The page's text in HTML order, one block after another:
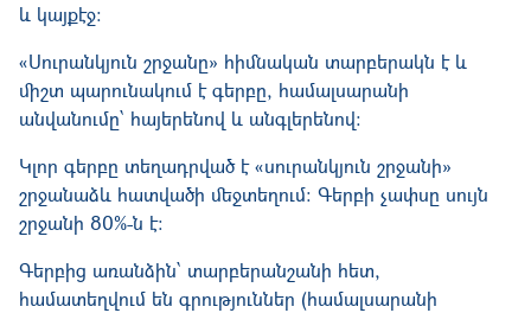
և կայքէջ:
«Սուրանկյուն շրջանը» հիմնական տարբերակն է և
միշտ պարունակում է գերբը, համալսարանի
անվանումը՝ հայերենով և անգլերենով:
Կլոր գերբը տեղադրված է «սուրանկյուն շրջանի»
շրջանաձև հատվածի մեջտեղում։ Գերբի չափսը սույն
շրջանի 80%-ն է։
Գերբից առանձին՝ տարբերանշանի հետ,
համատեղվում են գրություններ (համալսարանի